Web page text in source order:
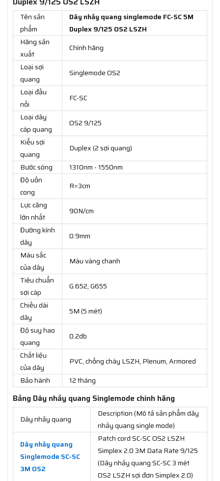
Tên sản
phẩm
Dây nhảy quang singlemode FC-SC 5M
Duplex 9/125 OS2 LSZH
Hãng sản
xuất
Chính hãng
Loại sợi
quang
Singlemode OS2
Loại đầu
nối
FC-SC
Loại dây
cáp quang
OS2 9/125
Kiểu sợi
quang
Duplex (2 sợi quang)
Bước sóng
1310nm - 1550nm
Độ uốn
cong
R=3cm
Lực căng
lớn nhất
90N/cm
Đường kính
dây
0.9mm
Màu sắc
của dây
Màu vàng chanh
Tiêu chuẩn
sợi cáp
G.652, G655
Chiều dài
dây
5M (5 mét)
Độ suy hao
quang
0.2db
Chất liệu
của dây
PVC, chống cháy LSZH, Plenum, Armored
Bảo hành
12 tháng
Bảng Dây nhảy quang Singlemode chính hãng
Dây nhảy quang
Description (Mô tả sản phẩm dây
nhảy quang single mode)
Dây nhảy quang
Singlemode SC-SC
3M OS2
Patch cord SC-SC OS2 LSZH
Simplex 2.0 3M Data Rate 9/125
(Dây nhảy quang SC-SC 3 mét
OS2 LSZH sợi đơn Simplex 2.0)